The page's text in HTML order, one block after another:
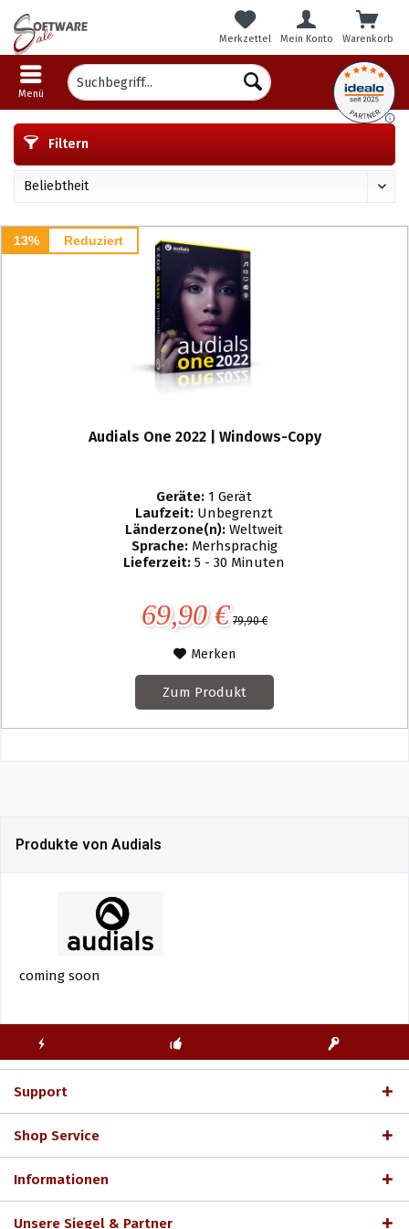
Warenkorb
Merkzettel Mein Konto
Menü
Filtern
13% Reduziert
Audials One 2022 | Windows-Copy
Geräte: 1 Gerät
Laufzeit: Unbegrenzt
Länderzone(n):Weltweit
Sprache: Merhsprachig
Lieferzeit:5 - 30 Minuten
69,90 € 79,90 €
Merken
Zum Produkt
Produkte von Audials
coming soon
KOSTENLOSE
ECHTE
LIZENZSCHLÜSSEL
Support
Shop Service
Informationen
Unsere Siegel & Partner